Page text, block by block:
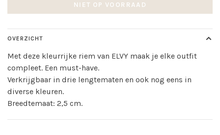
NIET OP VOORRAAD
OVERZICHT
Met deze kleurrijke riem van ELVY maak je elke outfit
compleet. Een must-have.
Verkrijgbaar in drie lengtematen en ook nog eens in
diverse kleuren.
Breedtemaat: 2,5 cm.